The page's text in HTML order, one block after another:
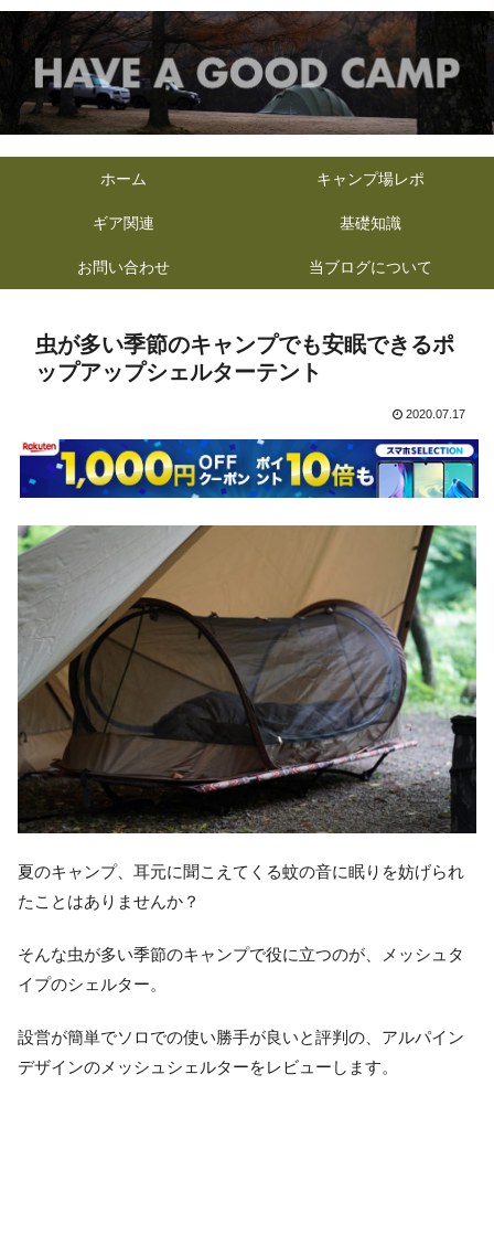
ホーム キャンプ場レポ
ギア関連 基礎知識
お問い合わせ 当ブログについて
虫が多い季節のキャンプでも安眠できるポ
ップアップシェルターテント
2020.07.17
夏のキャンプ、耳元に聞こえてくる蚊の音に眠りを妨げられ
たことはありませんか？
そんな虫が多い季節のキャンプで役に立つのが、メッシュタ
イプのシェルター。
設営が簡単でソロでの使い勝手が良いと評判の、アルパイン
デザインのメッシュシェルターをレビューします。